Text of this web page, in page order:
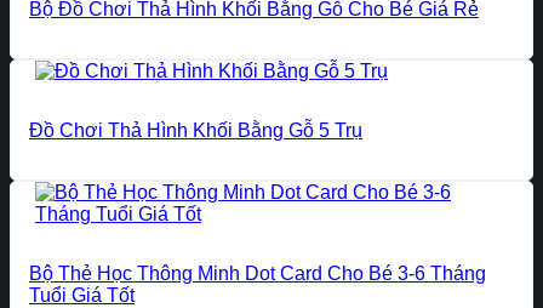
Bộ Đồ Chơi Thả Hình Khối Bằng Gỗ Cho Bé Giá Rẻ
Đồ Chơi Thả Hình Khối Bằng Gỗ 5 Trụ
Bộ Thẻ Học Thông Minh Dot Card Cho Bé 3-6 Tháng
Tuổi Giá Tốt